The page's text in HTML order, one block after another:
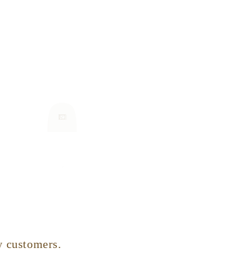
customers.